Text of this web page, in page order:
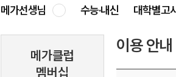
메가선생님 수능·내신 대학별고
메가클럽
멤버십
이용 안내